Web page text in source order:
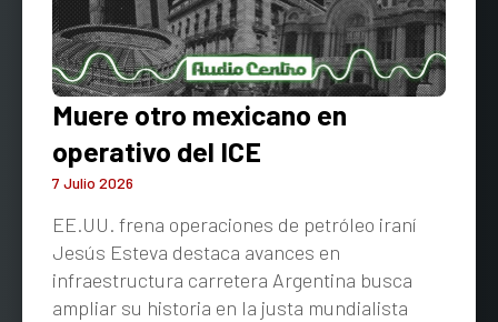
Muere otro mexicano en
operativo del ICE
7 Julio 2026
EE.UU. frena operaciones de petróleo iraní
Jesús Esteva destaca avances en
infraestructura carretera Argentina busca
ampliar su historia en la justa mundialista